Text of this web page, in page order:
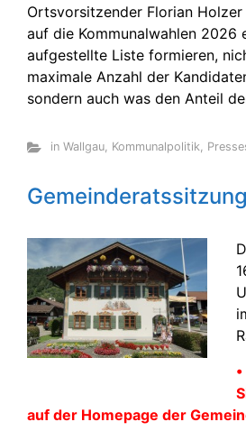
Ortsvorsitzender Florian
auf die Kommunalwahlen 2026
aufgestellte Liste formieren,
maximale Anzahl der
sondern auch was den Anteil
in Wallgau, Kommunalpolitik,
auf der Homepage der